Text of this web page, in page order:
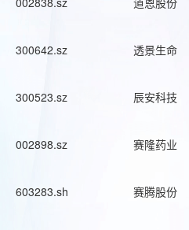
300642.sz 透景生命
300523.sz 辰安科技
002898.sz 赛隆药业
603283.sh 赛腾股份